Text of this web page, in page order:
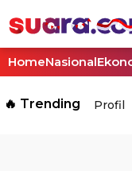
HomeNasional
🔥 Trending Profil